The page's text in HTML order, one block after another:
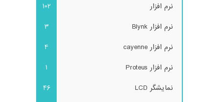
نرم افزار
102
نرم افزار Blynk
3
نرم افزار cayenne
4
نرم افزار Proteus
1
نمایشگر LCD
46